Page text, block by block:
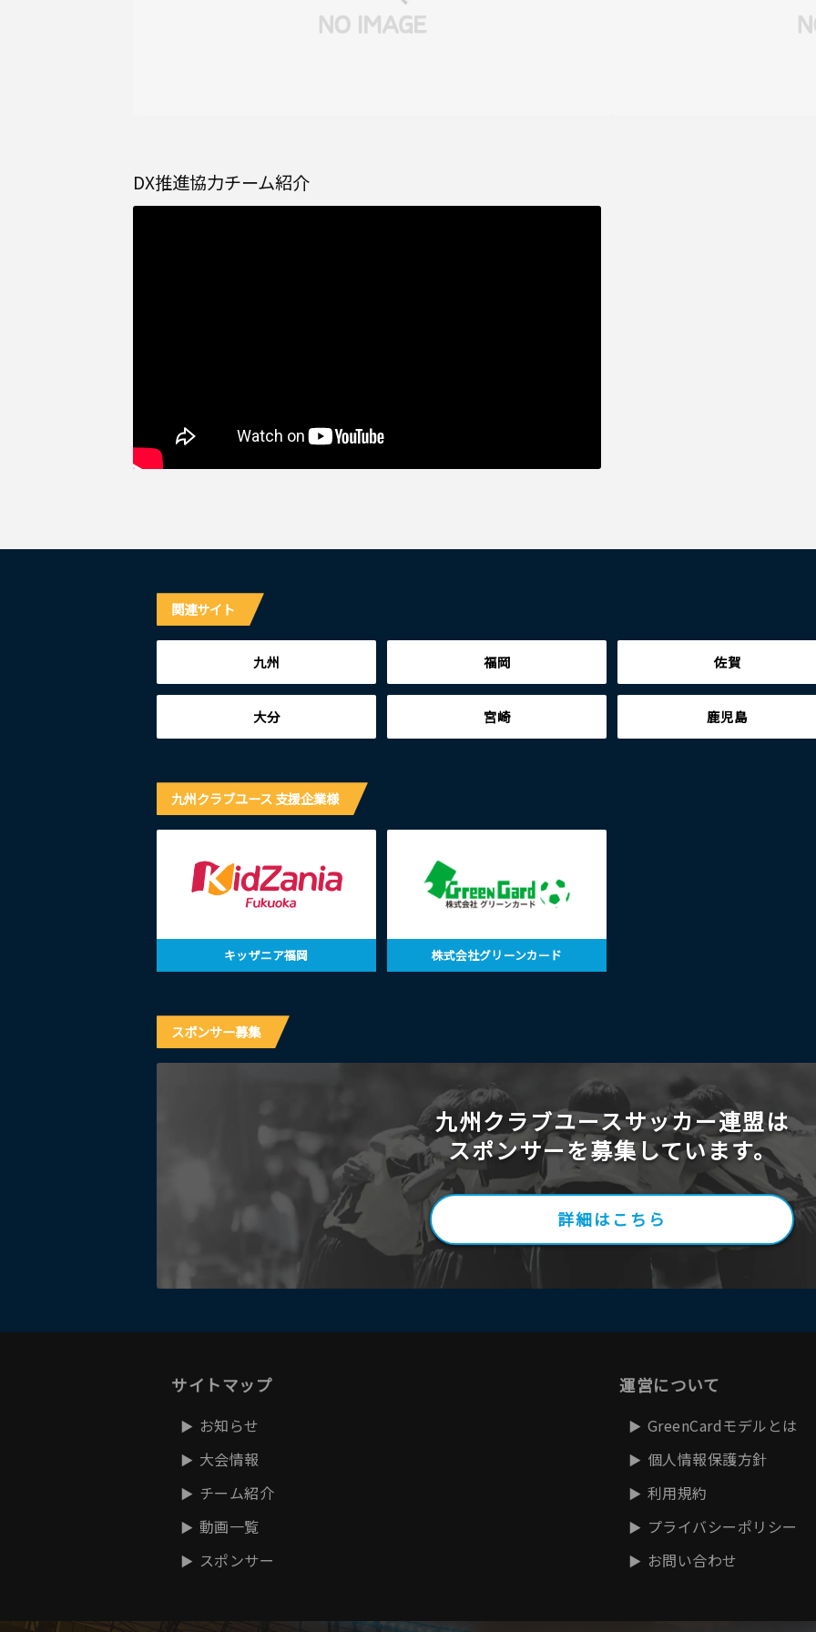
DX推進協力チーム紹介
関連サイト
九州 福岡 佐賀
大分 宮崎 鹿児島
九州クラブユース 支援企業様
キッザニア福岡 株式会社グリーンカード
スポンサー募集
九州クラブユースサッカー連盟は
スポンサーを募集しています。
詳細はこちら
サイトマップ
お知らせ
大会情報
チーム紹介
動画一覧
スポンサー
運営について
GreenCardモデルとは
個人情報保護方針
利用規約
プライバシーポリシー
お問い合わせ